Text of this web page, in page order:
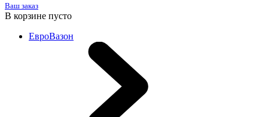
Ваш заказ
В корзине пусто
ЕвроВазон